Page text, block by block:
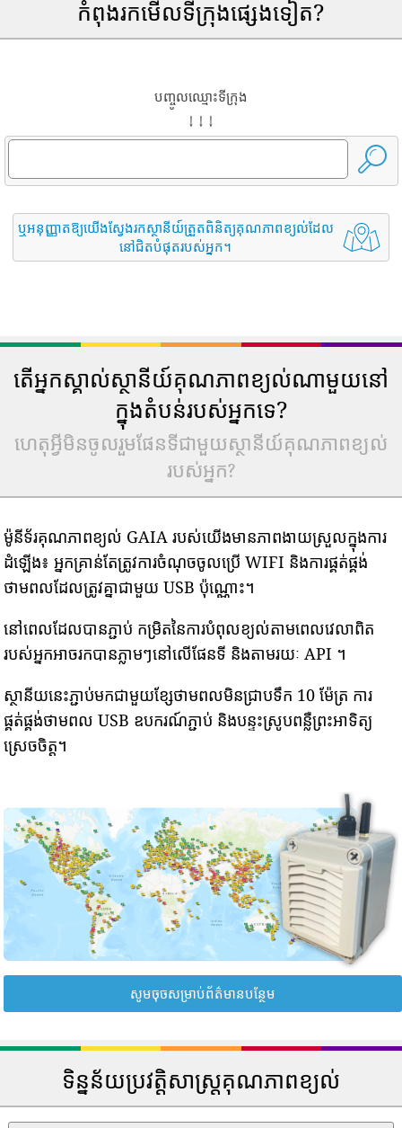
កំពុងរកមើលទីក្រុងផ្សេងទៀត?
បញ្ចូលឈ្មោះទីក្រុង
↓ ↓ ↓
ឬអនុញ្ញាតឱ្យយើងស្វែងរកស្ថានីយ៍ត្រួតពិនិត្យគុណភាពខ្យល់ដែល
នៅជិតបំផុតរបស់អ្នក។
តើអ្នកស្គាល់ស្ថានីយ៍គុណភាពខ្យល់ណាមួយនៅ
ក្នុងតំបន់របស់អ្នកទេ?
ហេតុអ្វីមិនចូលរួមផែនទីជាមួយស្ថានីយ៍គុណភាពខ្យល់
របស់អ្នក?
ម៉ូនីទ័រគុណភាពខ្យល់ GAIA របស់យើងមានភាពងាយស្រួលក្នុងការ
ដំឡើង៖ អ្នកគ្រាន់តែត្រូវការចំណុចចូលប្រើ WIFI និងការផ្គត់ផ្គង់
ថាមពលដែលត្រូវគ្នាជាមួយ USB ប៉ុណ្ណោះ។
នៅពេលដែលបានភ្ជាប់ កម្រិតនៃការបំពុលខ្យល់តាមពេលវេលាពិត
របស់អ្នកអាចរកបានភ្លាមៗនៅលើផែនទី និងតាមរយៈ API ។
ស្ថានីយនេះភ្ជាប់មកជាមួយខ្សែថាមពលមិនជ្រាបទឹក 10 ម៉ែត្រ ការ
ផ្គត់ផ្គង់ថាមពល USB ឧបករណ៍ភ្ជាប់ និងបន្ទះស្រូបពន្លឺព្រះអាទិត្យ
ស្រេចចិត្ត។
សូមចុចសម្រាប់ព័ត៌មានបន្ថែម
ទិន្នន័យប្រវត្តិសាស្រ្តគុណភាពខ្យល់